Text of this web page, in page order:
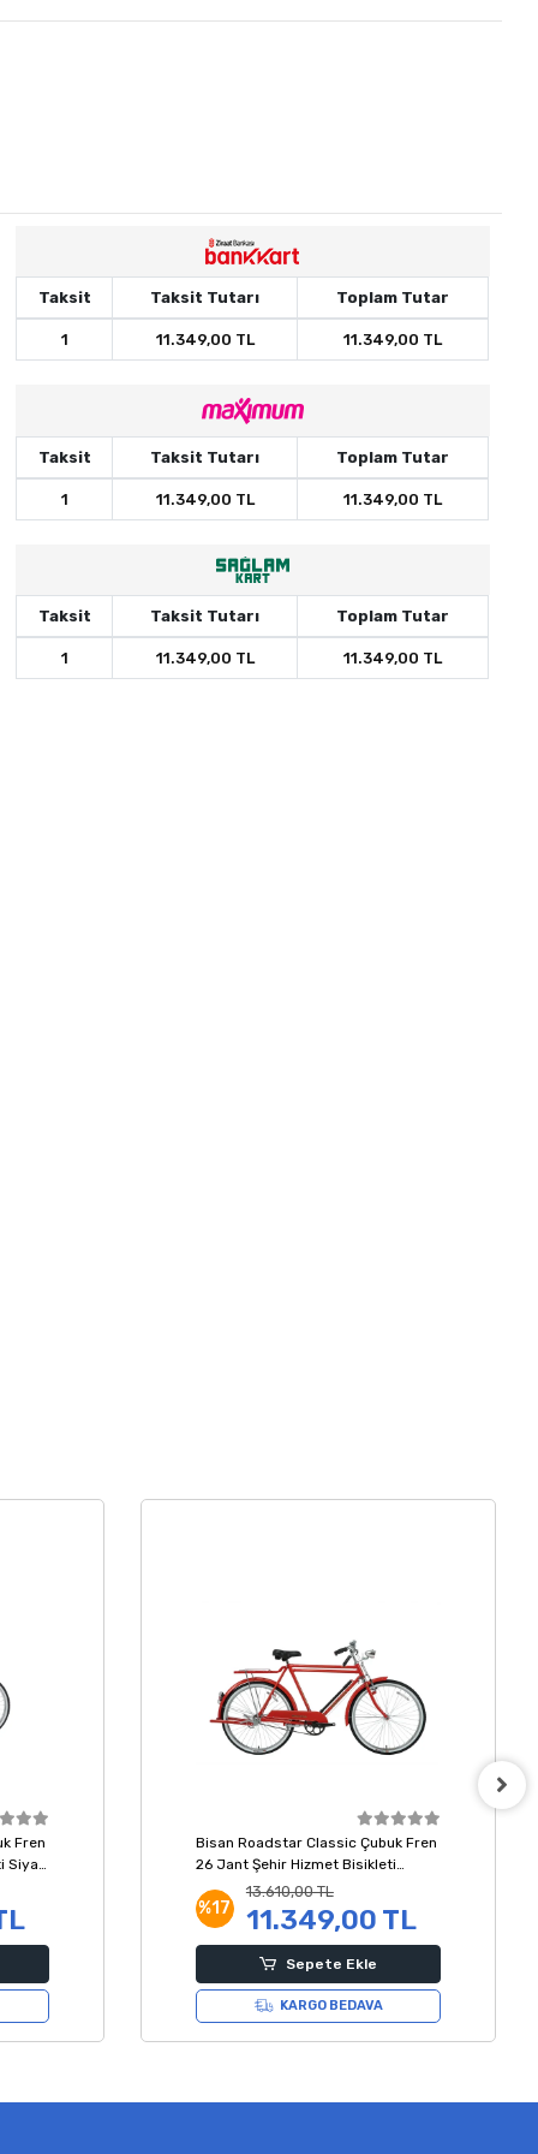
Taksit Taksit Tutarı Toplam Tutar
1 11.349,00 TL 11.349,00 TL
Taksit Taksit Tutarı Toplam Tutar
1 11.349,00 TL 11.349,00 TL
Taksit Taksit Tutarı Toplam Tutar
1 11.349,00 TL 11.349,00 TL
Fren
Bisan Roadstar Classic Çubuk Fren
26 Jant Şehir Hizmet Bisikleti
Kırmızı 58 Kadro
%17
13.610,00 TL
11.349,00 TL
Sepete Ekle
KARGO BEDAVA